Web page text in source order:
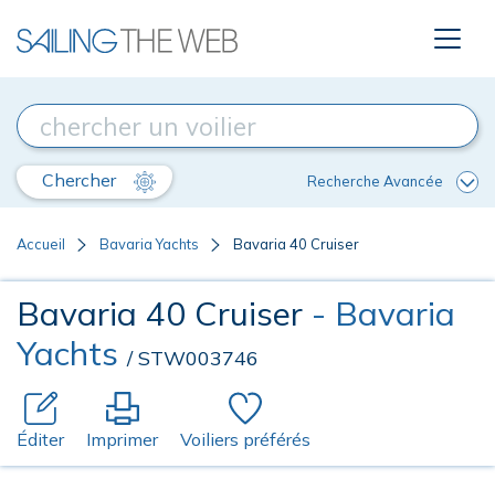
Chercher Recherche Avancée
Accueil Bavaria Yachts Bavaria 40 Cruiser
Bavaria 40 Cruiser - Bavaria
Yachts / STW003746
Éditer Imprimer Voiliers préférés